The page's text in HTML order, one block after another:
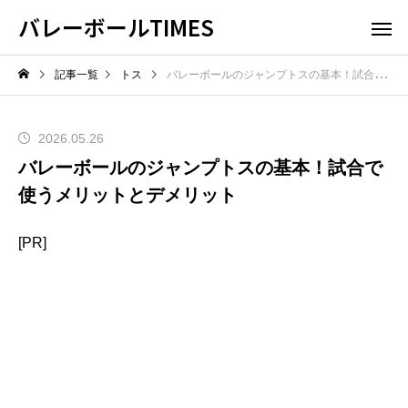
バレーボールTIMES
記事一覧 トス バレーボールのジャンプトスの基本！試合で使うメリットとデメリット
2026.05.26
バレーボールのジャンプトスの基本！試合で
使うメリットとデメリット
[PR]